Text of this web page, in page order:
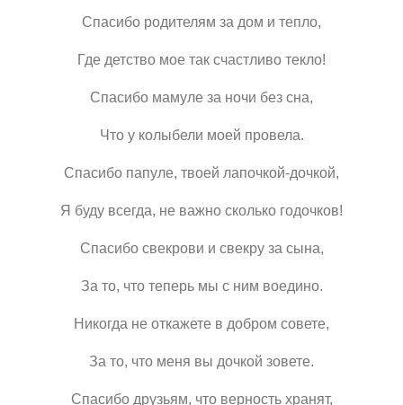
Спасибо родителям за дом и тепло,
Где детство мое так счастливо текло!
Спасибо мамуле за ночи без сна,
Что у колыбели моей провела.
Спасибо папуле, твоей лапочкой-дочкой,
Я буду всегда, не важно сколько годочков!
Спасибо свекрови и свекру за сына,
За то, что теперь мы с ним воедино.
Никогда не откажете в добром совете,
За то, что меня вы дочкой зовете.
Спасибо друзьям, что верность хранят,